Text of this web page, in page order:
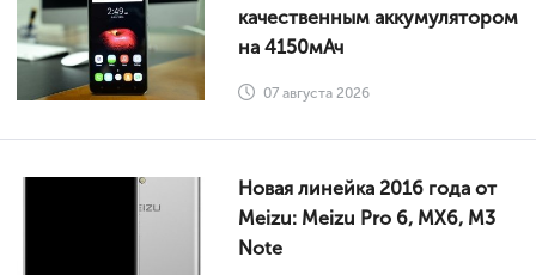
качественным аккумулятором
на 4150мАч
07 августа 2026
Новая линейка 2016 года от
Meizu: Meizu Pro 6, MX6, M3
Note